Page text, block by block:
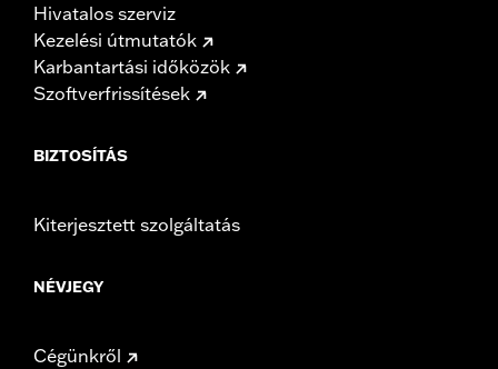
Hivatalos szerviz
Kezelési útmutatók
Karbantartási időközök
Szoftverfrissítések
BIZTOSÍTÁS
Kiterjesztett szolgáltatás
NÉVJEGY
Cégünkről